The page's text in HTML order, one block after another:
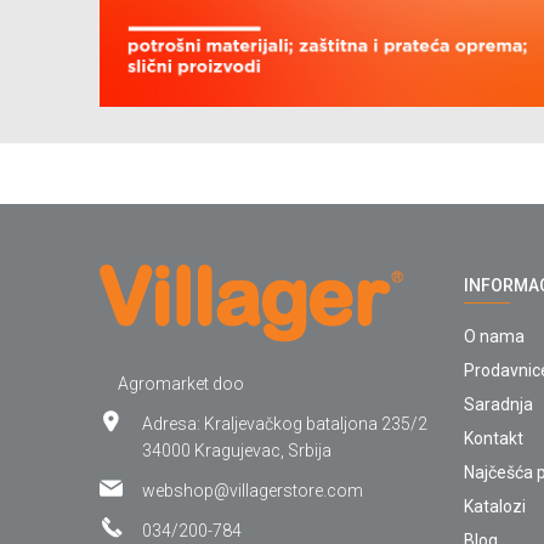
Agromarket doo
Adresa: Kraljevačkog bataljona 235/2
34000 Kragujevac, Srbija
webshop@villagerstore.com
034/200-784
O nama
Saradnja
Kontakt
Najčešća
Katalozi